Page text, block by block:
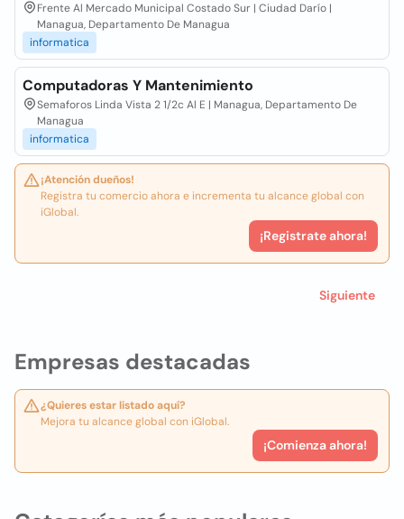
Empresas destacadas
¿Quieres estar listado aquí?
Mejora tu alcance global con iGlobal.
¡Comienza ahora!
Frente Al Mercado Municipal Costado Sur | Ciudad Darío |
Managua, Departamento De Managua
informatica
Computadoras Y Mantenimiento
Semaforos Linda Vista 2 1/2c Al E | Managua, Departamento De
Managua
informatica
¡Atención dueños!
Registra tu comercio ahora e incrementa tu alcance global con
iGlobal.
¡Registrate ahora!
Siguiente